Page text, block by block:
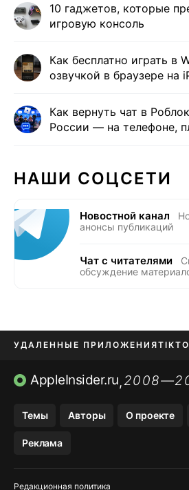
10 гаджетов, которые
игровую консоль
Как бесплатно играть в
озвучкой в браузере на
Как вернуть чат в
России — на телефоне,
НАШИ СОЦСЕТИ
Новостной канал
анонсы публикаций
Чат с читателями
обсуждение
УДАЛЕННЫЕ ПРИЛОЖЕНИЯ
ПРИЛОЖЕНИЯ БЕЗ APP STORE
AppleInsider.ru,
Темы Авторы О проекте
Реклама
Редакционная политика